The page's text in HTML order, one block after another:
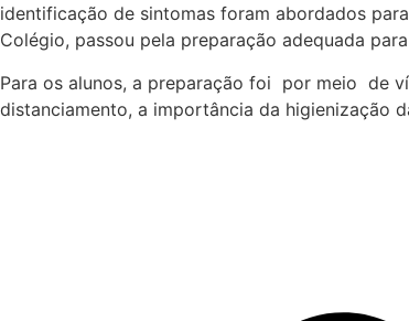
identificação de sintomas foram abordados
Colégio, passou pela preparação adequada
Para os alunos, a preparação foi por meio de
distanciamento, a importância da higienização